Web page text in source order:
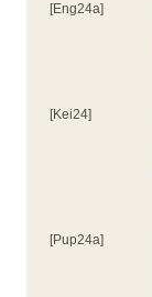
[Eng24a]
[Kei24]
[Pup24a]